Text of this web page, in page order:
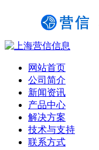
网站首页
公司简介
新闻资讯
产品中心
解决方案
技术与支持
联系方式